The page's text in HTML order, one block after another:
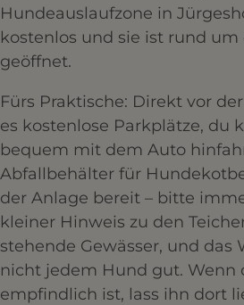
Hundeauslaufzone in
kostenlos und sie ist rund um
geöffnet.
Fürs Praktische: Direkt vor
es kostenlose Parkplätze, du
bequem mit dem Auto
Abfallbehälter für
der Anlage bereit – bitte
kleiner Hinweis zu den
stehende Gewässer, und das
nicht jedem Hund gut. Wenn
empfindlich ist, lass ihn dort